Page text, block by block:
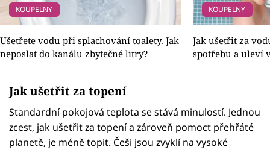
KOUPELNY
Ušetřete vodu při splachování toalety. Jak
neposlat do kanálu zbytečné litry?
KOUPELNY
Jak ušetřit za
spotřebu a uleví
Jak ušetřit za topení
Standardní pokojová teplota se stává minulostí. Jednou
zcest, jak ušetřit za topení a zároveň pomoct přehřáté
planetě, je méně topit. Češi jsou zvyklí na vysoké